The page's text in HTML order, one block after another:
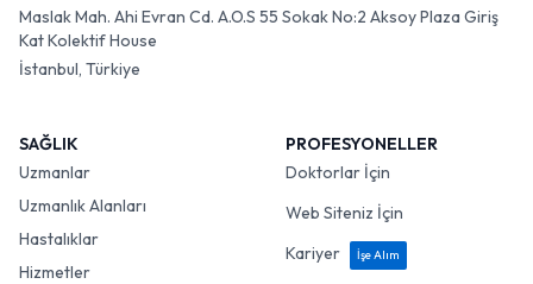
Maslak Mah. Ahi Evran Cd. A.O.S 55 Sokak No:2 Aksoy Plaza Giriş
Kat Kolektif House
İstanbul, Türkiye
SAĞLIK
Uzmanlar
Uzmanlık Alanları
Hastalıklar
Hizmetler
PROFESYONELLER
Doktorlar İçin
Web Siteniz İçin
Kariyer
İşe Alım